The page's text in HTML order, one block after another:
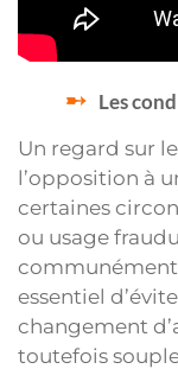
Les
Un regard sur
l’opposition à
certaines
ou usage
communément
essentiel
changement
toutefois